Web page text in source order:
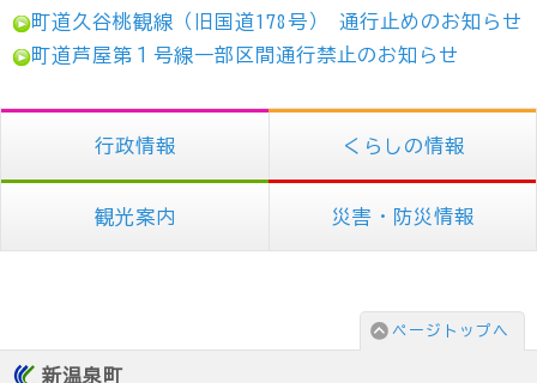
町道久谷桃観線（旧国道178号） 通行止めのお知らせ
町道芦屋第１号線一部区間通行禁止のお知らせ
行政情報 くらしの情報
観光案内 災害・防災情報
ページトップへ
新温泉町